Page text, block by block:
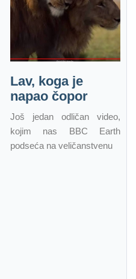
Lav, koga je
napao čopor
Još jedan odličan video,
kojim nas BBC Earth
podseća na veličanstvenu